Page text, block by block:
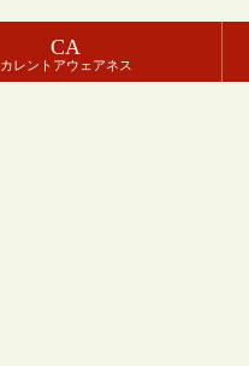
CA
カレントアウェアネス